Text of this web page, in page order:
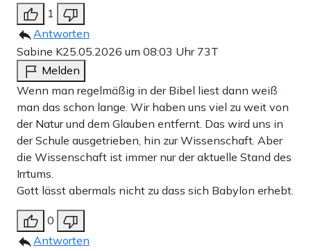
1
Antworten
Sabine K25.05.2026 um 08:03 Uhr 73T
Melden
Wenn man regelmäßig in der Bibel liest dann weiß
man das schon lange. Wir haben uns viel zu weit von
der Natur und dem Glauben entfernt. Das wird uns in
der Schule ausgetrieben, hin zur Wissenschaft. Aber
die Wissenschaft ist immer nur der aktuelle Stand des
Irrtums.
Gott lässt abermals nicht zu dass sich Babylon erhebt.
0
Antworten